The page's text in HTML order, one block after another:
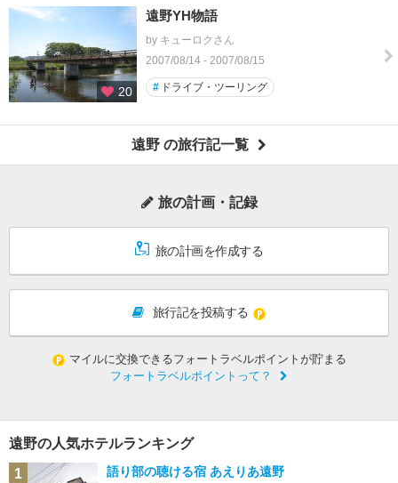
20
遠野YH物語
by キューロクさん
2007/08/14 - 2007/08/15
# ドライブ・ツーリング
遠野 の旅行記一覧
旅の計画・記録
旅の計画を作成する
旅行記を投稿する
マイルに交換できるフォートラベルポイントが貯まる
フォートラベルポイントって？
遠野の人気ホテルランキング
1
語り部の聴ける宿 あえりあ遠野